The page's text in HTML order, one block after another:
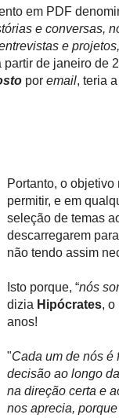
em PDF
e conversas,
e
partir de janeiro de
por email, teria
Portanto, o
permitir, e em
seleção de temas
descarregarem
não tendo assim
Isto porque, “nós
dizia Hipócrates, o
anos!
"Cada um de nós é
decisão ao longo
na direção certa e
nos aprecia,